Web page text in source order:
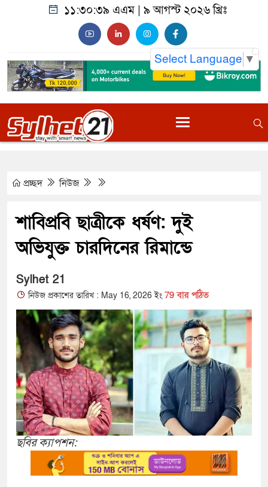
১১:৩০:৪০ এএম| ৯ আগস্ট ২০২৬ খ্রিঃ
Select Language ▼
প্রচ্ছদ নিউজ
শাবিপ্রবি ছাত্রীকে ধর্ষণ: দুই
অভিযুক্ত চারদিনের রিমান্ডে
Sylhet 21
নিউজ প্রকাশের তারিখ : May 16, 2026 ইং 79 বার পঠিত
ছবির ক্যাপশন: